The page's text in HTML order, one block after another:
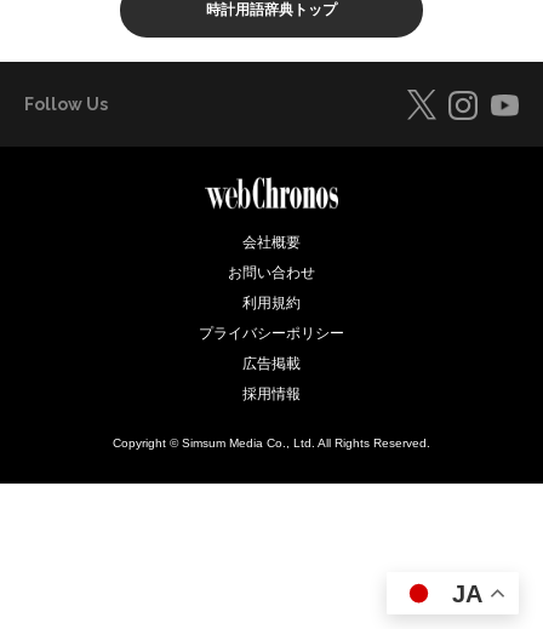
時計用語辞典トップ
Follow Us
会社概要
お問い合わせ
利用規約
プライバシーポリシー
広告掲載
採用情報
Copyright © Simsum Media Co., Ltd. All Rights Reserved.
JA